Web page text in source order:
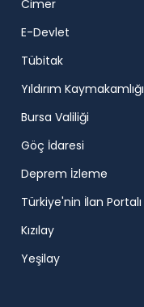
Cimer
E-Devlet
Tübitak
Yıldırım Kaymakamlığı
Bursa Valiliği
Göç İdaresi
Deprem İzleme
Türkiye'nin İlan Portalı
Kızılay
Yeşilay